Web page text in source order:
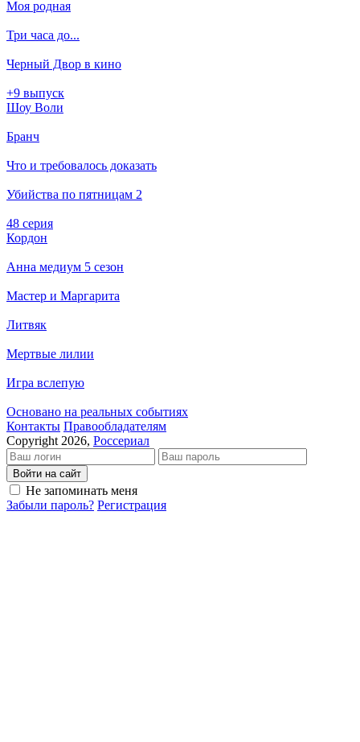
Моя родная
Три часа до...
Черный Двор в кино
+9 выпуск
Шоу Воли
Бранч
Что и требовалось доказать
Убийства по пятницам 2
48 серия
Кордон
Анна медиум 5 сезон
Мастер и Маргарита
Литвяк
Мертвые лилии
Игра вслепую
Основано на реальных событиях
Кон­так­ты Пра­во­об­ла­да­те­лям
Copyright 2026, Россериал
Войти на сайт
Не запоминать меня
Забыли пароль? Регистрация